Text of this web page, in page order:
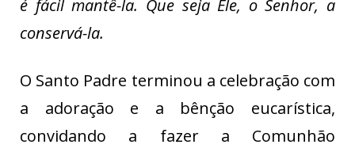
é fácil mantê-la. Que seja Ele, o Senhor, a
conservá-la.
O Santo Padre terminou a celebração com
a adoração e a bênção eucarística,
convidando a fazer a Comunhão